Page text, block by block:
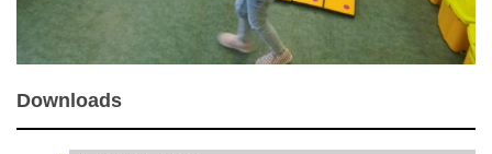
Downloads